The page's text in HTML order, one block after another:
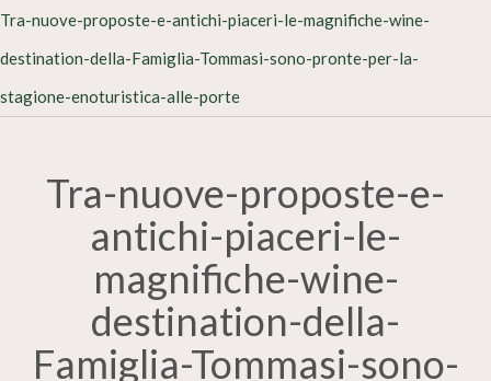
Tra-nuove-proposte-e-antichi-piaceri-le-magnifiche-wine-
destination-della-Famiglia-Tommasi-sono-pronte-per-la-
stagione-enoturistica-alle-porte
Tra-nuove-proposte-e-
antichi-piaceri-le-
magnifiche-wine-
destination-della-
Famiglia-Tommasi-sono-